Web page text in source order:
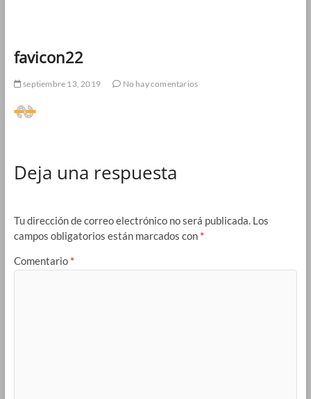
favicon22
septiembre 13, 2019 No hay comentarios
Deja una respuesta
Tu dirección de correo electrónico no será publicada. Los
campos obligatorios están marcados con *
Comentario *